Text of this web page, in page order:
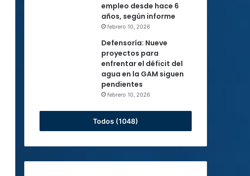
empleo desde hace 6
años, según informe
febrero 10, 2026
Defensoría: Nueve
proyectos para
enfrentar el déficit del
agua en la GAM siguen
pendientes
febrero 10, 2026
Todos (1048)